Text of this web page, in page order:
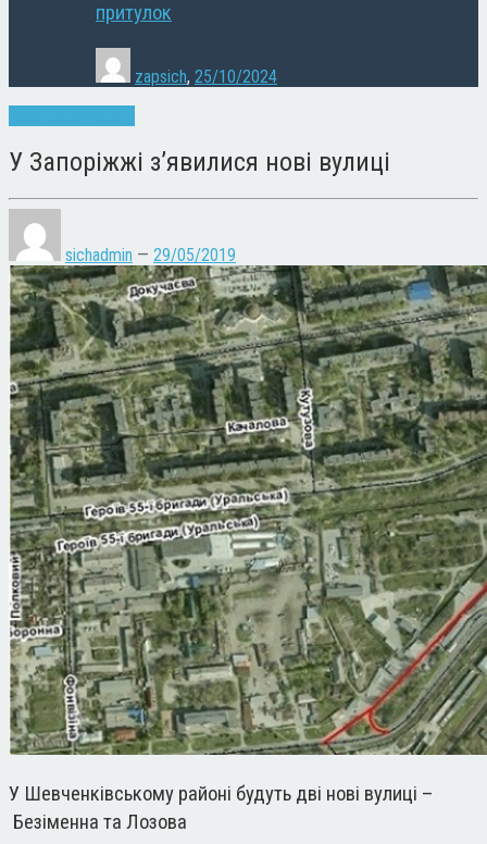
притулок
zapsich, 25/10/2024
У Запоріжжі з’явилися нові вулиці
sichadmin — 29/05/2019
У Шевченківському районі будуть дві нові вулиці –
Безіменна та Лозова